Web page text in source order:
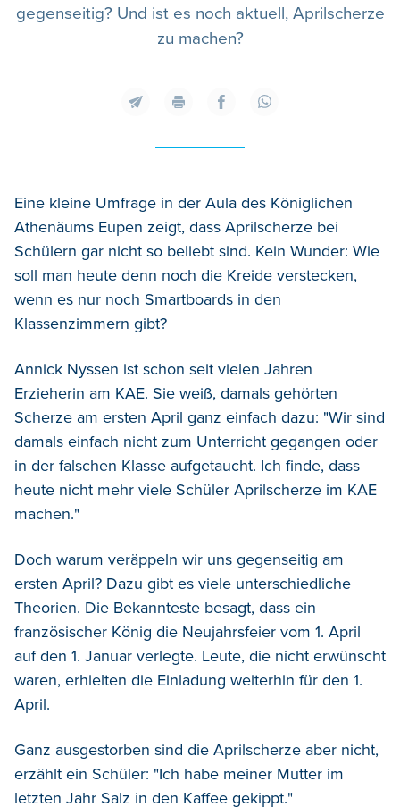
gegenseitig? Und ist es noch aktuell, Aprilscherze
zu machen?
Eine kleine Umfrage in der Aula des Königlichen
Athenäums Eupen zeigt, dass Aprilscherze bei
Schülern gar nicht so beliebt sind. Kein Wunder: Wie
soll man heute denn noch die Kreide verstecken,
wenn es nur noch Smartboards in den
Klassenzimmern gibt?
Annick Nyssen ist schon seit vielen Jahren
Erzieherin am KAE. Sie weiß, damals gehörten
Scherze am ersten April ganz einfach dazu: "Wir sind
damals einfach nicht zum Unterricht gegangen oder
in der falschen Klasse aufgetaucht. Ich finde, dass
heute nicht mehr viele Schüler Aprilscherze im KAE
machen."
Doch warum veräppeln wir uns gegenseitig am
ersten April? Dazu gibt es viele unterschiedliche
Theorien. Die Bekannteste besagt, dass ein
französischer König die Neujahrsfeier vom 1. April
auf den 1. Januar verlegte. Leute, die nicht erwünscht
waren, erhielten die Einladung weiterhin für den 1.
April.
Ganz ausgestorben sind die Aprilscherze aber nicht,
erzählt ein Schüler: "Ich habe meiner Mutter im
letzten Jahr Salz in den Kaffee gekippt."